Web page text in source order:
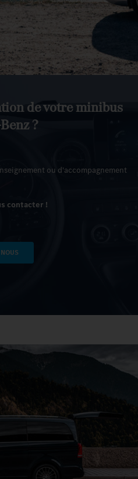
de votre minibus
?
ou d'accompagnement
contacter !